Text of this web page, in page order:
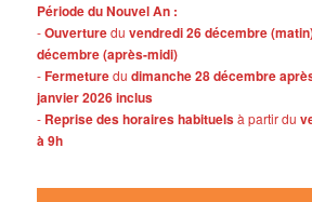
Période du Nouvel An :
-Ouvertureduvendredi 26 décembre
décembre (après-midi)
-Fermeturedudimanche 28 décembre
janvier 2026 inclus
- Reprise des horaires habituelsà partir du
à 9h